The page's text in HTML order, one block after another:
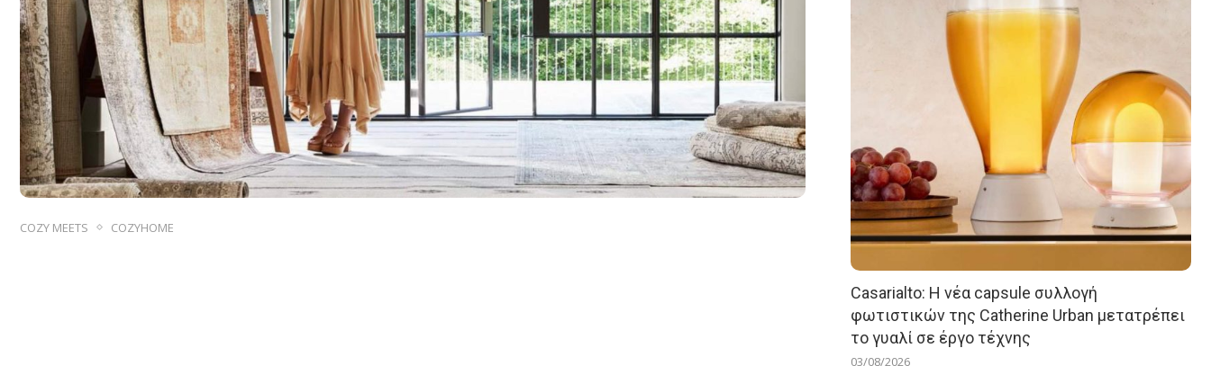
COZY MEETS COZYHOME
Casarialto: Η νέα capsule συλλογή
φωτιστικών της Catherine Urban μετατρέπει
το γυαλί σε έργο τέχνης
03/08/2026